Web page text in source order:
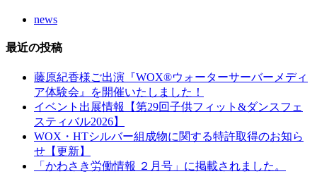
news
最近の投稿
藤原紀香様ご出演『WOX®ウォーターサーバーメディ
ア体験会』を開催いたしました！
イベント出展情報【第29回子供フィット&ダンスフェ
スティバル2026】
WOX・HTシルバー組成物に関する特許取得のお知ら
せ【更新】
「かわさき労働情報 ２月号」に掲載されました。